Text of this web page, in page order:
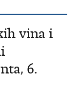
vina i
6.